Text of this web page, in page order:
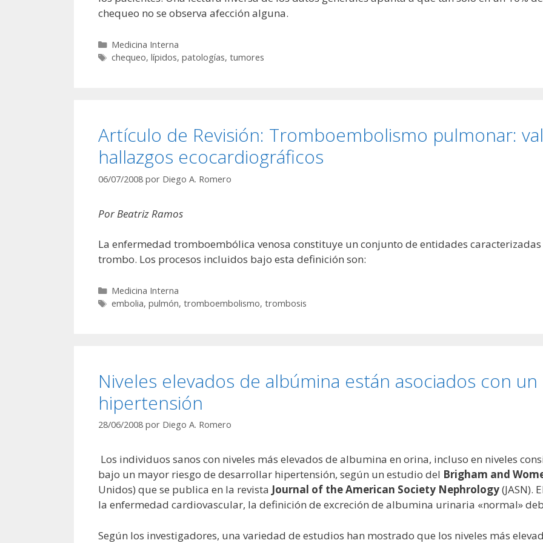
chequeo no se observa afección alguna.
Categorías
Medicina Interna
Etiquetas
chequeo, lípidos, patologías, tumores
Artículo de Revisión: Tromboembolismo pulmonar:
hallazgos ecocardiográficos
06/07/2008 por Diego A. Romero
Por Beatriz Ramos
La enfermedad tromboembólica venosa constituye un conjunto de entidades
trombo. Los procesos incluidos bajo esta definición son:
Categorías
Medicina Interna
Etiquetas
embolia, pulmón, tromboembolismo, trombosis
Niveles elevados de albúmina están asociados con
hipertensión
28/06/2008 por Diego A. Romero
Los individuos sanos con niveles más elevados de albumina en orina, incluso en niveles
bajo un mayor riesgo de desarrollar hipertensión, según un estudio del Brigham and
Unidos) que se publica en la revista Journal of the American Society Nephrology(JASN).
la enfermedad cardiovascular, la definición de excreción de albumina urinaria «normal»
Según los investigadores, una variedad de estudios han mostrado que los niveles más